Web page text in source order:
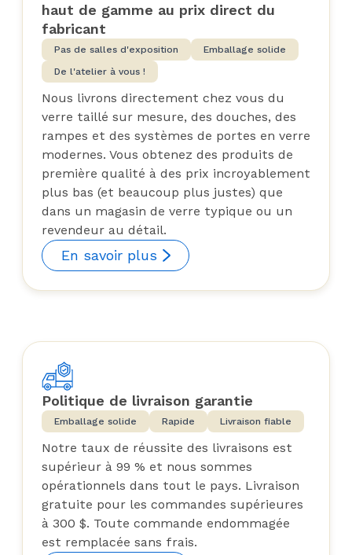
haut de gamme au prix direct du
fabricant
Pas de salles d'exposition
Emballage solide
De l'atelier à vous !
Nous livrons directement chez vous du
verre taillé sur mesure, des douches, des
rampes et des systèmes de portes en verre
modernes. Vous obtenez des produits de
première qualité à des prix incroyablement
plus bas (et beaucoup plus justes) que
dans un magasin de verre typique ou un
revendeur au détail.
En savoir plus
Politique de livraison garantie
Emballage solide Rapide Livraison fiable
Notre taux de réussite des livraisons est
supérieur à 99 % et nous sommes
opérationnels dans tout le pays. Livraison
gratuite pour les commandes supérieures
à 300 $. Toute commande endommagée
est remplacée sans frais.